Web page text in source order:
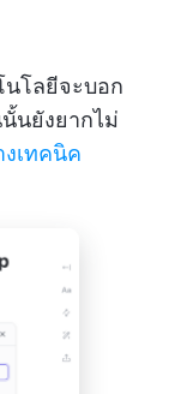
นโลยีจะบอก
นยังยากไม่
งเทคนิค